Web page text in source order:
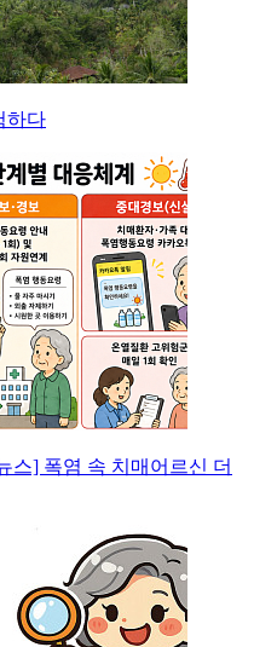
하다
스] 폭염 속 치매어르신 더